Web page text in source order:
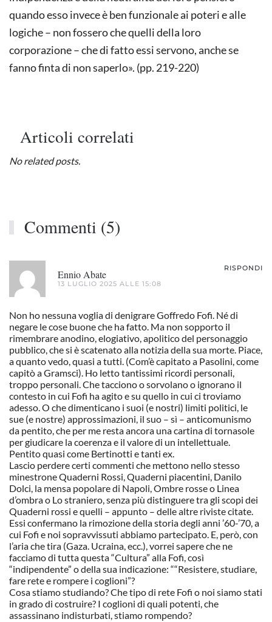
quando esso invece è ben funzionale ai poteri e alle
logiche – non fossero che quelli della loro
corporazione – che di fatto essi servono, anche se
fanno finta di non saperlo». (pp. 219-220)
Articoli correlati
No related posts.
Commenti (5)
Ennio Abate
13 LUGLIO 2025 ALLE 15:08
RISPONDI
Non ho nessuna voglia di denigrare Goffredo Fofi. Né di
negare le cose buone che ha fatto. Ma non sopporto il
rimembrare anodino, elogiativo, apolitico del personaggio
pubblico, che si è scatenato alla notizia della sua morte. Piace,
a quanto vedo, quasi a tutti. (Com’è capitato a Pasolini, come
capitò a Gramsci). Ho letto tantissimi ricordi personali,
troppo personali. Che tacciono o sorvolano o ignorano il
contesto in cui Fofi ha agito e su quello in cui ci troviamo
adesso. O che dimenticano i suoi (e nostri) limiti politici, le
sue (e nostre) approssimazioni, il suo – sì – anticomunismo
da pentito, che per me resta ancora una cartina di tornasole
per giudicare la coerenza e il valore di un intellettuale.
Pentito quasi come Bertinotti e tanti ex.
Lascio perdere certi commenti che mettono nello stesso
minestrone Quaderni Rossi, Quaderni piacentini, Danilo
Dolci, la mensa popolare di Napoli, Ombre rosse o Linea
d’ombra o Lo straniero, senza più distinguere tra gli scopi dei
Quaderni rossi e quelli – appunto – delle altre riviste citate.
Essi confermano la rimozione della storia degli anni ’60-’70, a
cui Fofi e noi sopravvissuti abbiamo partecipato. E, però, con
l’aria che tira (Gaza. Ucraina, ecc.), vorrei sapere che ne
facciamo di tutta questa “Cultura” alla Fofi, così
“indipendente” o della sua indicazione: ““Resistere, studiare,
fare rete e rompere i coglioni”?
Cosa stiamo studiando? Che tipo di rete Fofi o noi siamo stati
in grado di costruire? I coglioni di quali potenti, che
assassinano indisturbati, stiamo rompendo?